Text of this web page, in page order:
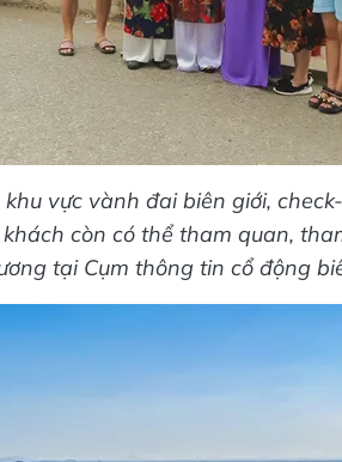
vực vành đai biên giới,
còn có thể tham quan,
tại Cụm thông tin cổ động